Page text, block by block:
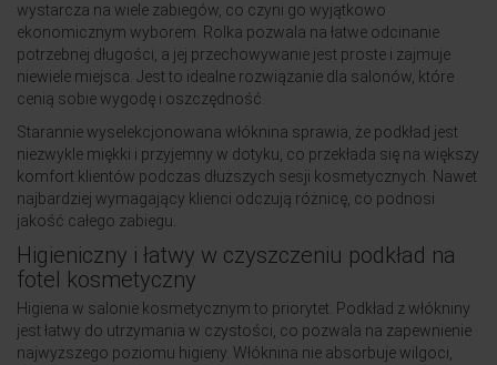
wystarcza na wiele zabiegów, co czyni go wyjątkowo
ekonomicznym wyborem. Rolka pozwala na łatwe odcinanie
potrzebnej długości, a jej przechowywanie jest proste i zajmuje
niewiele miejsca. Jest to idealne rozwiązanie dla salonów, które
cenią sobie wygodę i oszczędność.
Starannie wyselekcjonowana włóknina sprawia, że podkład jest
niezwykle miękki i przyjemny w dotyku, co przekłada się na większy
komfort klientów podczas dłuższych sesji kosmetycznych. Nawet
najbardziej wymagający klienci odczują różnicę, co podnosi
jakość całego zabiegu.
Higieniczny i łatwy w czyszczeniu podkład na
fotel kosmetyczny
Higiena w salonie kosmetycznym to priorytet. Podkład z włókniny
jest łatwy do utrzymania w czystości, co pozwala na zapewnienie
najwyższego poziomu higieny. Włóknina nie absorbuje wilgoci,